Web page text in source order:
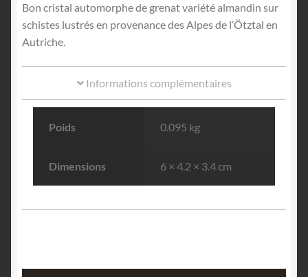
Bon cristal automorphe de grenat variété almandin sur
schistes lustrés en provenance des Alpes de l’Ötztal en
Autriche.
Informations complémentaires
Poids 0.095 kg
Dimensions 6 × 4.2 × 3.4 cm